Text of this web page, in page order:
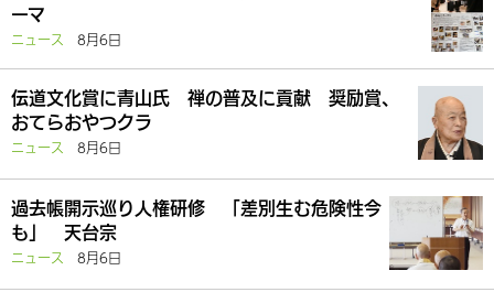
ーマ
ニュース 8月6日
伝道文化賞に青山氏 禅の普及に貢献 奨励賞、
おてらおやつクラ
ニュース 8月6日
過去帳開示巡り人権研修 「差別生む危険性今
も」 天台宗
ニュース 8月6日